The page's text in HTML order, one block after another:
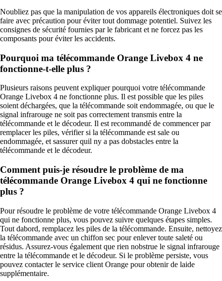
Noubliez pas que la manipulation de vos appareils électroniques doit se
faire avec précaution pour éviter tout dommage potentiel. Suivez les
consignes de sécurité fournies par le fabricant et ne forcez pas les
composants pour éviter les accidents.
Pourquoi ma télécommande Orange Livebox 4 ne
fonctionne-t-elle plus ?
Plusieurs raisons peuvent expliquer pourquoi votre télécommande
Orange Livebox 4 ne fonctionne plus. Il est possible que les piles
soient déchargées, que la télécommande soit endommagée, ou que le
signal infrarouge ne soit pas correctement transmis entre la
télécommande et le décodeur. Il est recommandé de commencer par
remplacer les piles, vérifier si la télécommande est sale ou
endommagée, et sassurer quil ny a pas dobstacles entre la
télécommande et le décodeur.
Comment puis-je résoudre le problème de ma
télécommande Orange Livebox 4 qui ne fonctionne
plus ?
Pour résoudre le problème de votre télécommande Orange Livebox 4
qui ne fonctionne plus, vous pouvez suivre quelques étapes simples.
Tout dabord, remplacez les piles de la télécommande. Ensuite, nettoyez
la télécommande avec un chiffon sec pour enlever toute saleté ou
résidus. Assurez-vous également que rien nobstrue le signal infrarouge
entre la télécommande et le décodeur. Si le problème persiste, vous
pouvez contacter le service client Orange pour obtenir de laide
supplémentaire.